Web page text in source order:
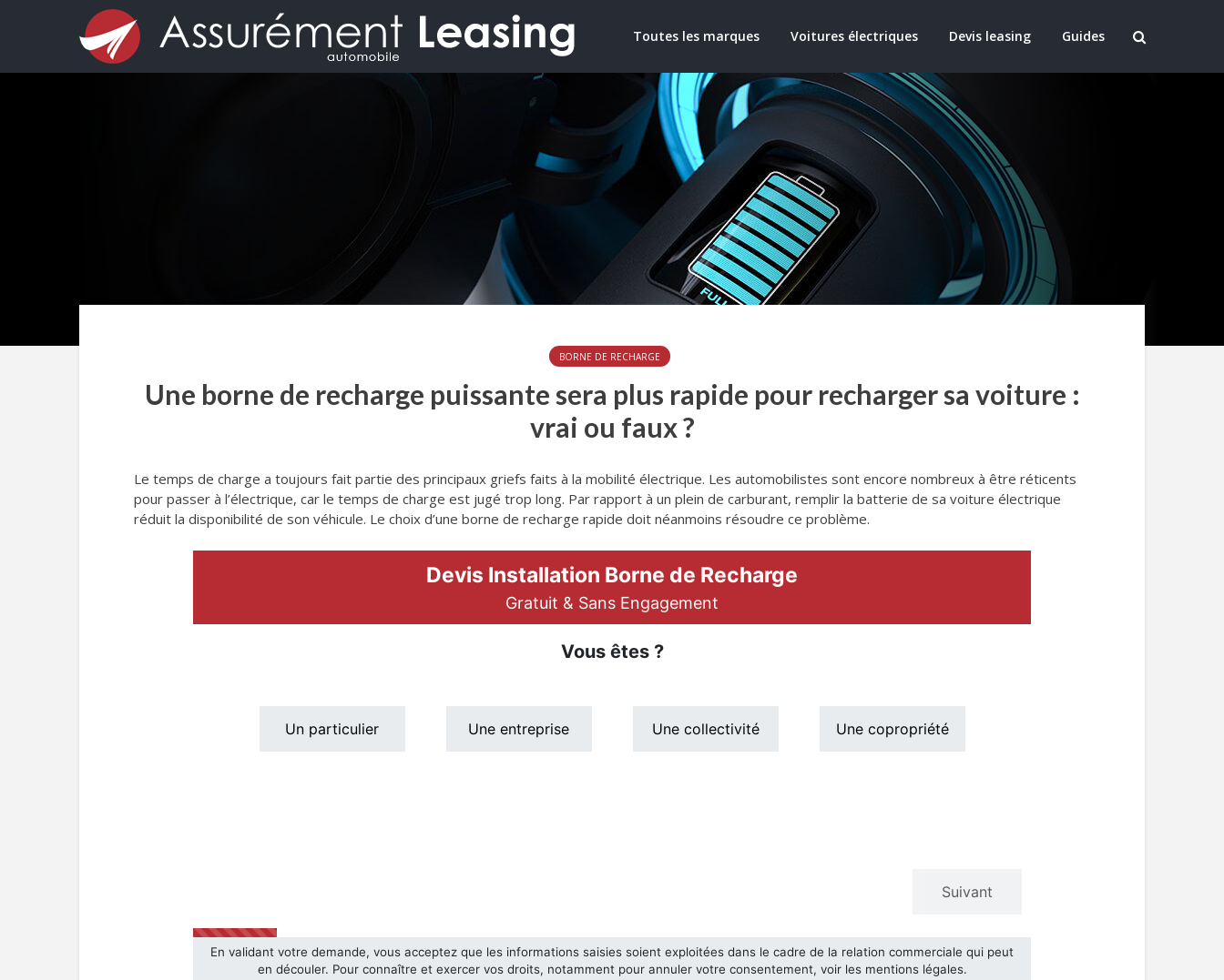
Toutes les marques Voitures électriques Devis leasing Guides
BORNE DE RECHARGE
Une borne de recharge puissante sera plus rapide pour recharger sa voiture :
vrai ou faux ?
Le temps de charge a toujours fait partie des principaux griefs faits à la mobilité électrique. Les automobilistes sont encore nombreux à être réticents
pour passer à l’électrique, car le temps de charge est jugé trop long. Par rapport à un plein de carburant, remplir la batterie de sa voiture électrique
réduit la disponibilité de son véhicule. Le choix d’une borne de recharge rapide doit néanmoins résoudre ce problème.